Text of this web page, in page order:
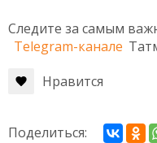
Следите за самым
Telegram-канале
Нравится
Поделиться: